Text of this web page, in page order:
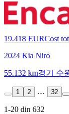
19.418 EURCost
2024 Kia Niro
55.132 km경기 수
1 2 … 32
1-20 din 632